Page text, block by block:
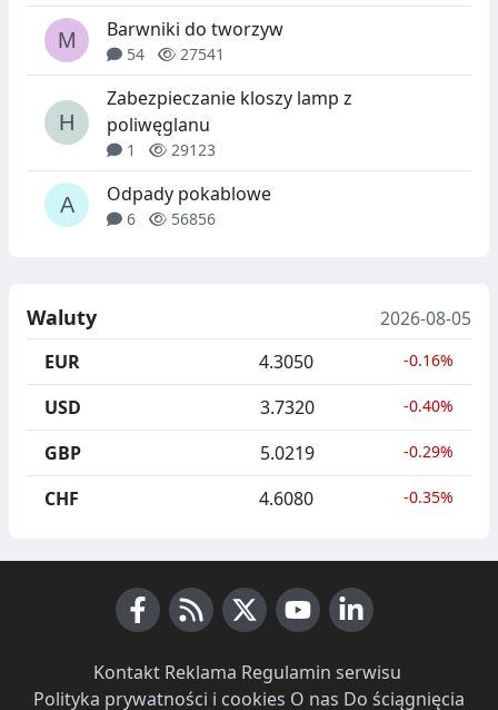
Barwniki do tworzyw
54 27541
Zabezpieczanie kloszy lamp z
poliwęglanu
1 29123
Odpady pokablowe
6 56856
Waluty
2026-08-05
EUR
4.3050 -0.16%
USD 3.7320 -0.40%
GBP 5.0219 -0.29%
CHF 4.6080 -0.35%
Kontakt· Reklama Regulamin serwisu
Polityka prywatności i cookies O nas Do ściągnięcia